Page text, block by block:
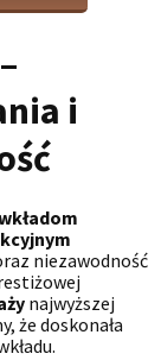
i
niezawodność
najwyższej
że doskonała